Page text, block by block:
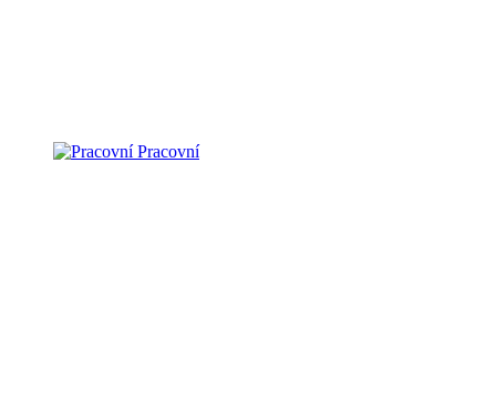
Pracovní